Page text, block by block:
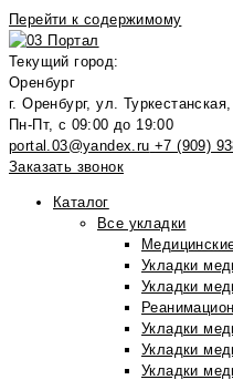
Перейти к содержимому
Текущий город:
Оренбург
г. Оренбург, ул.
Пн-Пт, с 09:00 до 19:00
portal.03@yandex.ru +7 (909)
Заказать звонок
Каталог
Все укладки
Укладки
Укладки
Укладки
Укладки
Укладки